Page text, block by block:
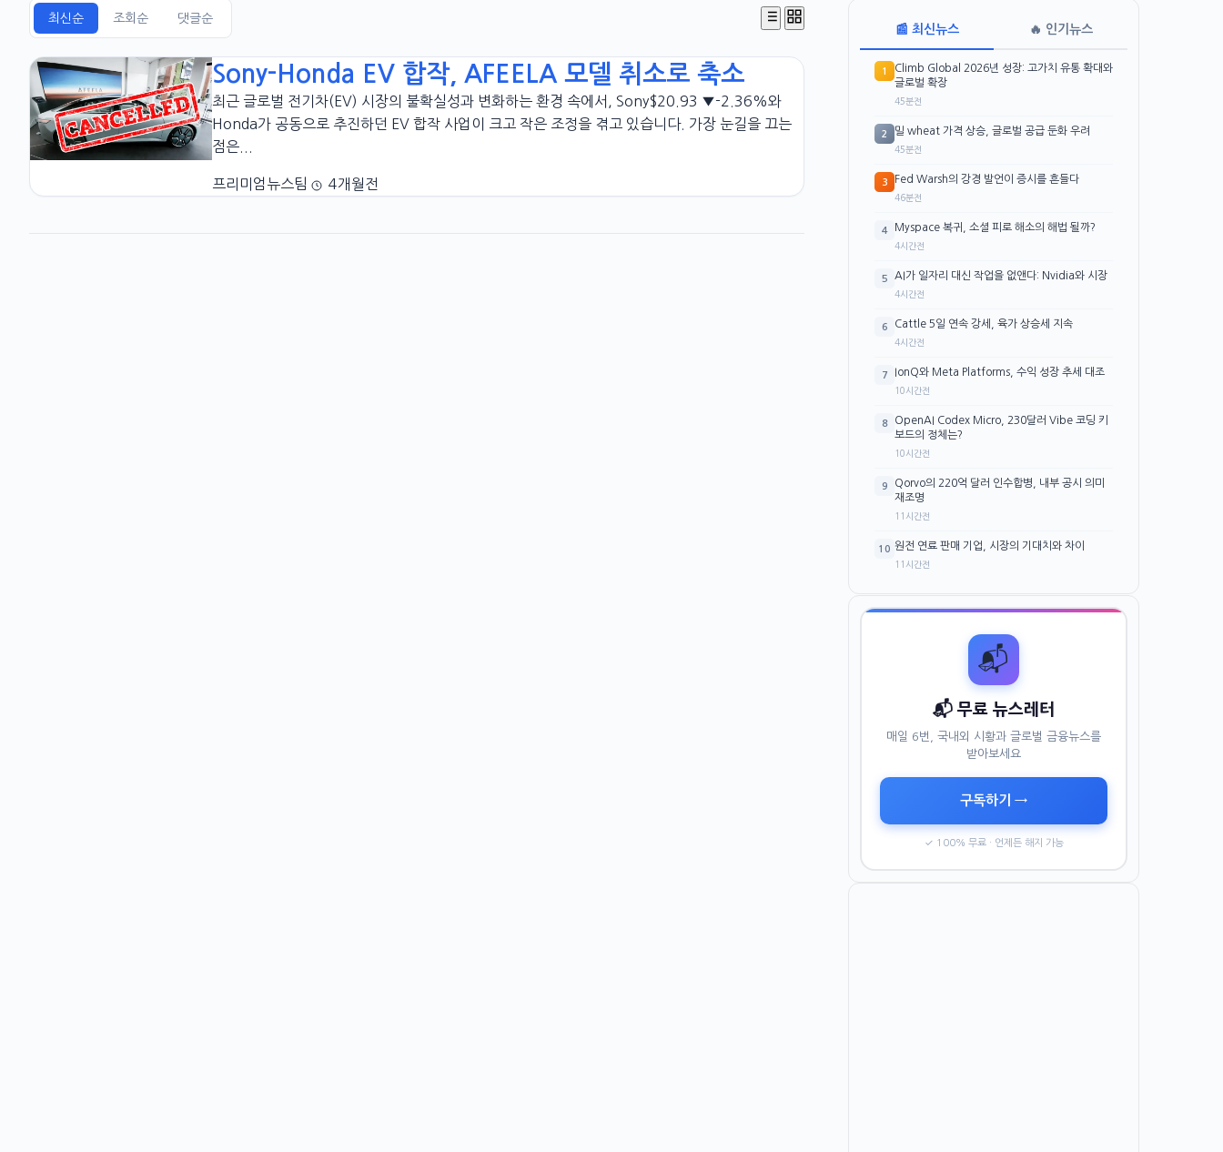
최신순 조회순 댓글순
Sony-Honda EV 합작, AFEELA 모델 취소로 축소
최근 글로벌 전기차(EV) 시장의 불확실성과 변화하는 환경 속에서, Sony$20.93 ▼-2.36%와
Honda가 공동으로 추진하던 EV 합작 사업이 크고 작은 조정을 겪고 있습니다. 가장 눈길을 끄는
점은...
프리미엄뉴스팀 4개월전
📰 최신뉴스 🔥 인기뉴스
1
Climb Global 2026년 성장: 고가치 유통 확대와
글로벌 확장
45분전
2 밀 wheat 가격 상승, 글로벌 공급 둔화 우려
45분전
3 Fed Warsh의 강경 발언이 증시를 흔들다
46분전
4 Myspace 복귀, 소셜 피로 해소의 해법 될까?
4시간전
5 AI가 일자리 대신 작업을 없앤다: Nvidia와 시장
4시간전
6 Cattle 5일 연속 강세, 육가 상승세 지속
4시간전
7 IonQ와 Meta Platforms, 수익 성장 추세 대조
10시간전
8
OpenAI Codex Micro, 230달러 Vibe 코딩 키
보드의 정체는?
10시간전
9
Qorvo의 220억 달러 인수합병, 내부 공시 의미
재조명
11시간전
10 원전 연료 판매 기업, 시장의 기대치와 차이
11시간전
📬
📬 무료 뉴스레터
매일 6번, 국내외 시황과 글로벌 금융뉴스를
받아보세요
구독하기 →
✓ 100% 무료 · 언제든 해지 가능